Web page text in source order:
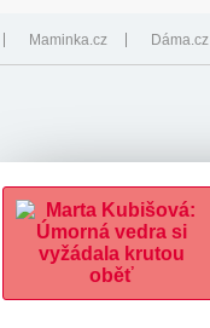
Maminka.cz Dáma.cz